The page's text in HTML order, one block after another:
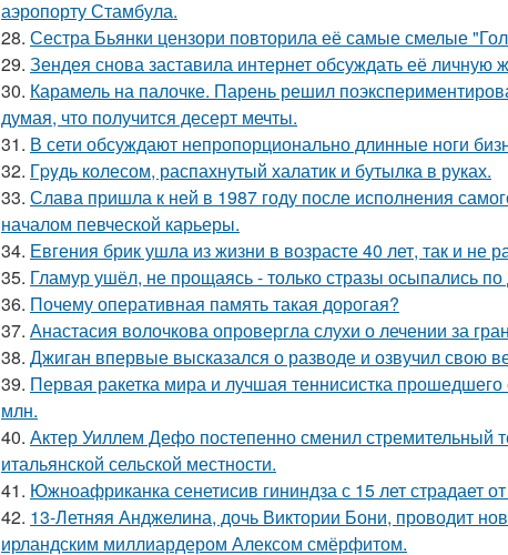
аэропорту Стамбула.
28. Сестра Бьянки цензори повторила её самые смелые
29. Зендея снова заставила интернет обсуждать её личную
30. Карамель на палочке. Парень решил
думая, что получится десерт мечты.
31. В сети обсуждают непропорционально длинные ноги
32. Гpyдь колесом, распахнутый халатик и бутылка в руках.
33. Слава пришла к ней в 1987 году после исполнения
началом певческой карьеры.
34. Евгения брик ушла из жизни в возрасте 40 лет, так и не
35. Гламур ушёл, не прощаясь - только стразы осыпались по
36. Почему оперативная память такая дорогая?
37. Анастасия волочкова опровергла слухи о лечении за
38. Джиган впервые высказался о разводе и озвучил свою
39. Первая ракетка мира и лучшая теннисистка
млн.
40. Актер Уиллем Дефо постепенно сменил стремительный
итальянской сельской местности.
41. Южноафриканка сенетисив гининдза с 15 лет страдает
42. 13-Летняя Анджелина, дочь Виктории Бони, проводит
ирландским миллиардером Алексом смёрфитом.